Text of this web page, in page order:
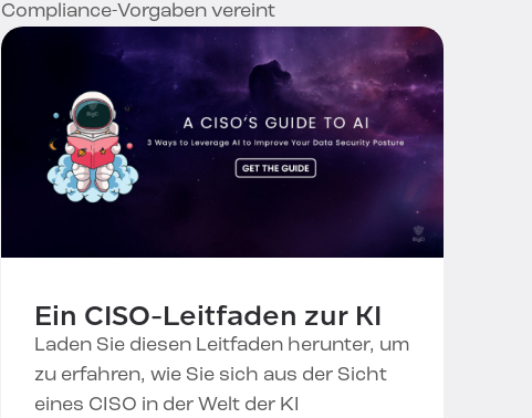
Compliance-Vorgaben vereint
Ein CISO-Leitfaden zur KI
Laden Sie diesen Leitfaden herunter, um
zu erfahren, wie Sie sich aus der Sicht
eines CISO in der Welt der KI